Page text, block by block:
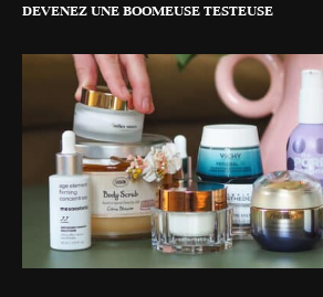
DEVENEZ UNE BOOMEUSE TESTEUSE